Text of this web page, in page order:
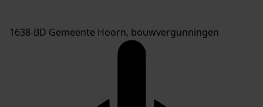
1638-BD Gemeente Hoorn, bouwvergunningen